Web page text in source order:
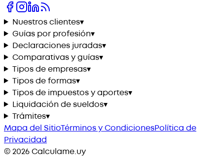
Nuestros clientes▾
Guías por profesión▾
Declaraciones juradas▾
Comparativas y guías▾
Tipos de empresas▾
Tipos de formas▾
Tipos de impuestos y aportes▾
Liquidación de sueldos▾
Trámites▾
Mapa del SitioTérminos y CondicionesPolítica de
Privacidad
©2026Calculame.uy